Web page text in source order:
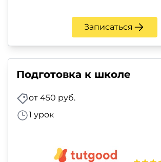
Записаться
Подготовка к школе
от 450 руб.
1 урок
профориентацию